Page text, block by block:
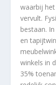
waarbij
vervult.
bestaan.
en
winkels in
35%